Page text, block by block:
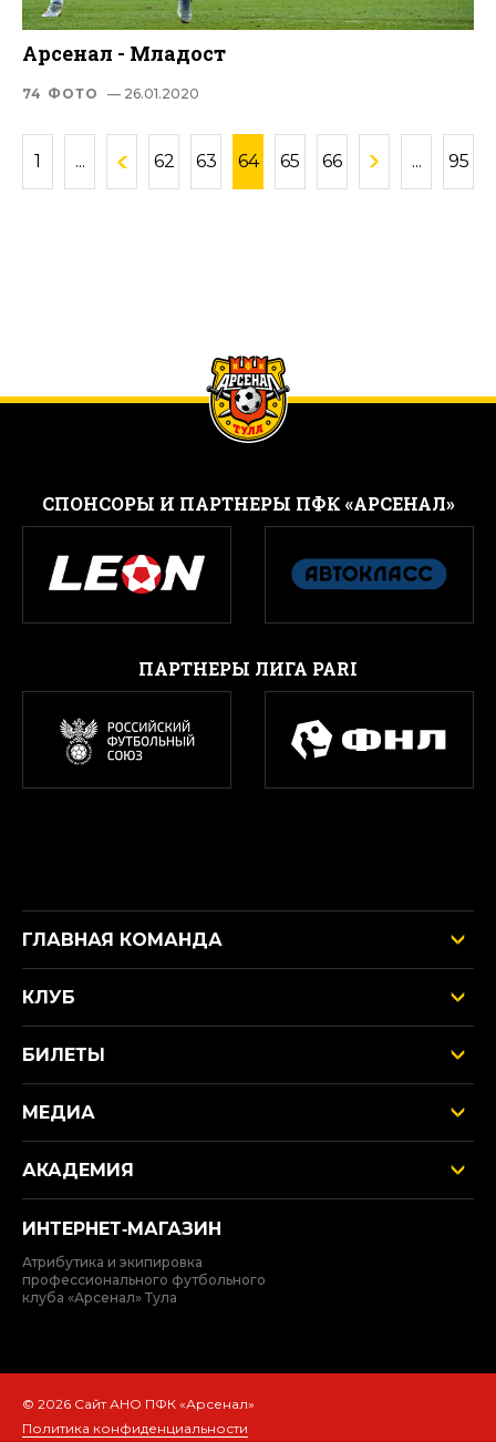
Арсенал - Младост
74 ФОТО — 26.01.2020
1 ... 62 63 64 65 66 ... 95
CПОНСОРЫ И ПАРТНЕРЫ ПФК «АРСЕНАЛ»
ПАРТНЕРЫ ЛИГА PARI
ГЛАВНАЯ КОМАНДА
КЛУБ
БИЛЕТЫ
МЕДИА
АКАДЕМИЯ
ИНТЕРНЕТ‑МАГАЗИН
Атрибутика и экипировка
профессионального футбольного
клуба «Арсенал» Тула
© 2026 Сайт АНО ПФК «Арсенал»
Политика конфиденциальности